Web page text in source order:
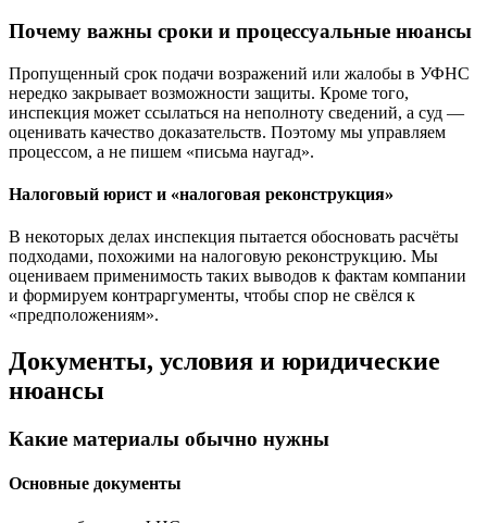
Почему важны сроки и процессуальные нюансы
Пропущенный срок подачи возражений или жалобы в УФНС
нередко закрывает возможности защиты. Кроме того,
инспекция может ссылаться на неполноту сведений, а суд —
оценивать качество доказательств. Поэтому мы управляем
процессом, а не пишем «письма наугад».
Налоговый юрист и «налоговая реконструкция»
В некоторых делах инспекция пытается обосновать расчёты
подходами, похожими на налоговую реконструкцию. Мы
оцениваем применимость таких выводов к фактам компании
и формируем контраргументы, чтобы спор не свёлся к
«предположениям».
Документы, условия и юридические
нюансы
Какие материалы обычно нужны
Основные документы